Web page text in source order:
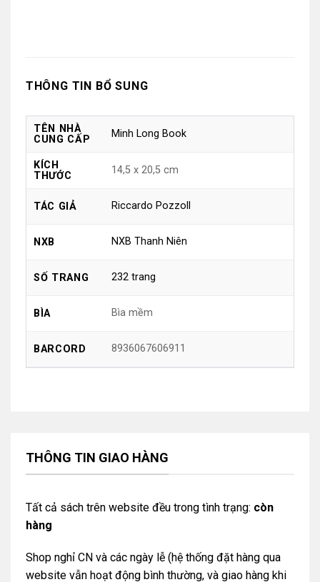
THÔNG TIN BỔ SUNG
TÊN NHÀ
CUNG CẤP
Minh Long Book
KÍCH
THƯỚC
14,5 x 20,5 cm
TÁC GIẢ Riccardo Pozzoll
NXB NXB Thanh Niên
SỐ TRANG 232 trang
BÌA Bìa mềm
BARCORD 8936067606911
THÔNG TIN GIAO HÀNG
Tất cả sách trên website đều trong tình trạng: còn
hàng
Shop nghỉ CN và các ngày lễ (hệ thống đặt hàng qua
website vẫn hoạt động bình thường, và giao hàng khi